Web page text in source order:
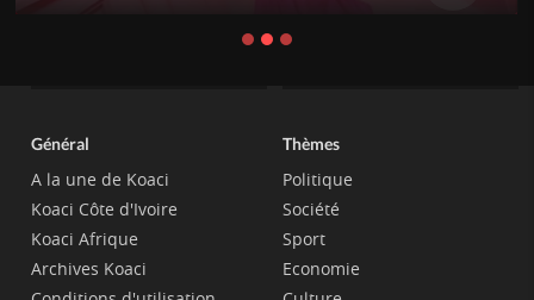
Général
A la une de Koaci
Koaci Côte d'Ivoire
Koaci Afrique
Archives Koaci
Thèmes
Politique
Société
Sport
Economie